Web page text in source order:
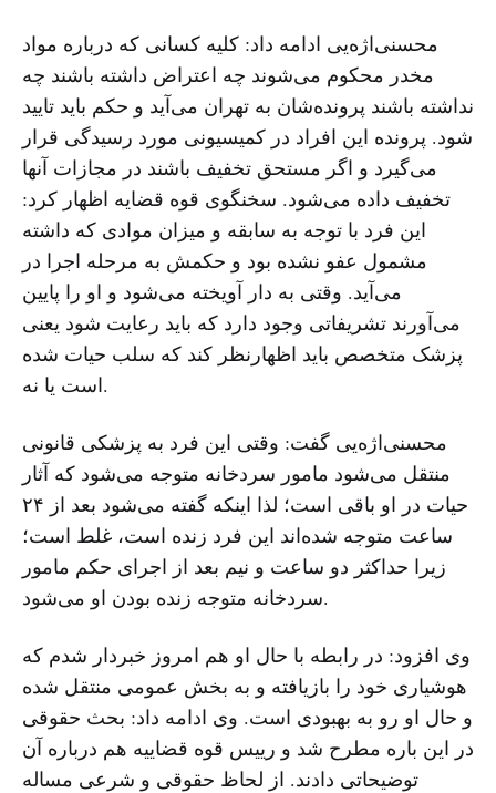
محسنی‌اژه‌یی ادامه داد: کلیه کسانی که درباره مواد
مخدر محکوم می‌شوند چه اعتراض داشته باشند چه
نداشته باشند پرونده‌شان به تهران می‌آید و حکم باید تایید
شود. پرونده این افراد در کمیسیونی مورد رسیدگی قرار
می‌گیرد و اگر مستحق تخفیف باشند در مجازات آنها
تخفیف داده می‌شود. سخنگوی قوه قضایه اظهار کرد:
این فرد با توجه به سابقه و میزان موادی که داشته
مشمول عفو نشده بود و حکمش به مرحله اجرا در
می‌آید. وقتی به ‌دار آویخته می‌شود و او را پایین
می‌آورند تشریفاتی وجود دارد که باید رعایت شود یعنی
پزشک متخصص باید اظهارنظر کند که سلب حیات شده
است یا نه.
محسنی‌اژه‌یی گفت: وقتی این فرد به پزشکی قانونی
منتقل می‌شود مامور سردخانه متوجه می‌شود که آثار
حیات در او باقی است؛ لذا اینکه گفته می‌شود بعد از ۲۴
ساعت متوجه شده‌اند این فرد زنده است، غلط است؛
زیرا حداکثر دو ساعت و نیم بعد از اجرای حکم مامور
سردخانه متوجه زنده بودن او می‌شود.
وی افزود: در رابطه با حال او هم امروز خبردار شدم که
هوشیاری خود را بازیافته و به بخش عمومی منتقل شده
و حال او رو به بهبودی است. وی ادامه داد: بحث حقوقی
در این باره مطرح شد و رییس قوه قضاییه هم درباره آن
توضیحاتی دادند. از لحاظ حقوقی و شرعی مساله